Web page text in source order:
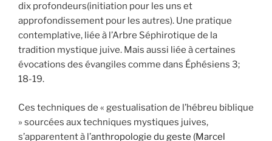
dix profondeurs(initiation pour les uns et
approfondissement pour les autres). Une pratique
contemplative, liée à l’Arbre Séphirotique de la
tradition mystique juive. Mais aussi liée à certaines
évocations des évangiles comme dans Éphésiens 3;
18-19.
Ces techniques de « gestualisation de l’hébreu biblique
» sourcées aux techniques mystiques juives,
s’apparentent à l’anthropologie du geste (Marcel